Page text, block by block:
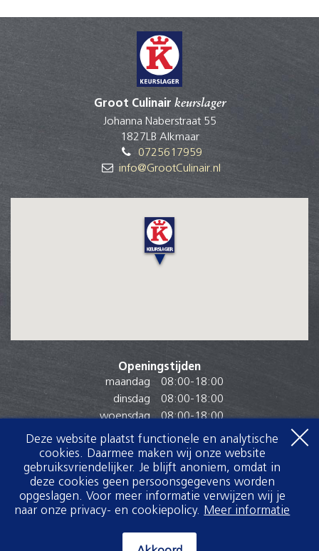
Groot Culinair keurslager
Johanna Naberstraat 55
1827LB Alkmaar
0725617959
info@GrootCulinair.nl
Openingstijden
maandag
08:00-18:00
dinsdag
08:00-18:00
woensdag
08:00-18:00
donderdag
08:00 -
vrijdag
08:00- 18:00
zaterdag
08:00-16:30
zondag
Gesloten
Deze website plaatst functionele en analytische
cookies. Daarmee maken wij onze website
gebruiksvriendelijker. Je blijft anoniem, omdat in
deze cookies geen persoonsgegevens worden
opgeslagen. Voor meer informatie verwijzen wij je
naar onze privacy- en cookiepolicy. Meer informatie